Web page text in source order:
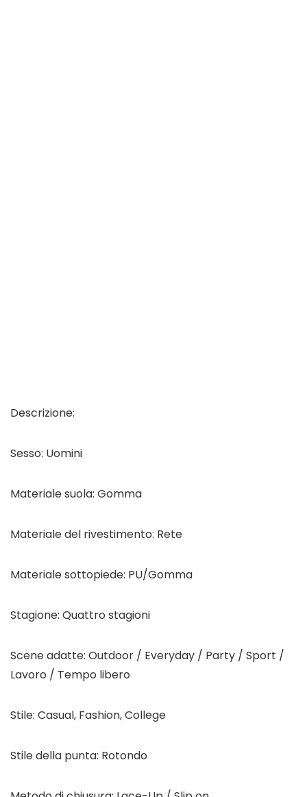
Descrizione:
Sesso: Uomini
Materiale suola: Gomma
Materiale del rivestimento: Rete
Materiale sottopiede: PU/Gomma
Stagione: Quattro stagioni
Scene adatte: Outdoor / Everyday / Party / Sport /
Lavoro / Tempo libero
Stile: Casual, Fashion, College
Stile della punta: Rotondo